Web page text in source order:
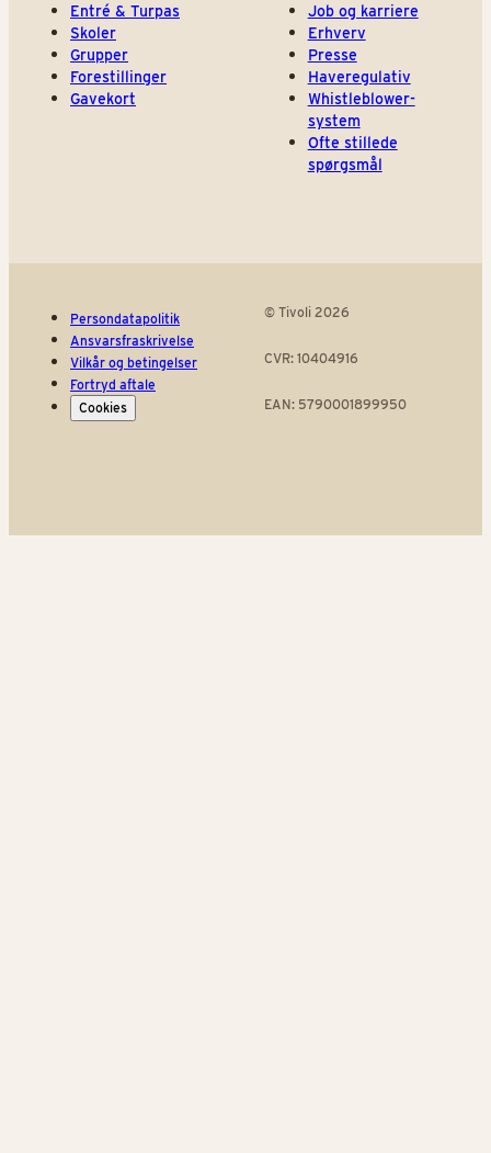
Entré & Turpas
Skoler
Grupper
Forestillinger
Gavekort
Job og karriere
Erhverv
Presse
Haveregulativ
Whistleblower-
system
Ofte stillede
spørgsmål
Persondatapolitik
Ansvarsfraskrivelse
Vilkår og betingelser
Fortryd aftale
Cookies
© Tivoli 2026
CVR: 10404916
EAN: 5790001899950